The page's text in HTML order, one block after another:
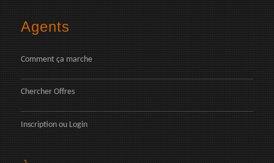
Agents
Comment ça marche
Chercher Offres
Inscription ou Login